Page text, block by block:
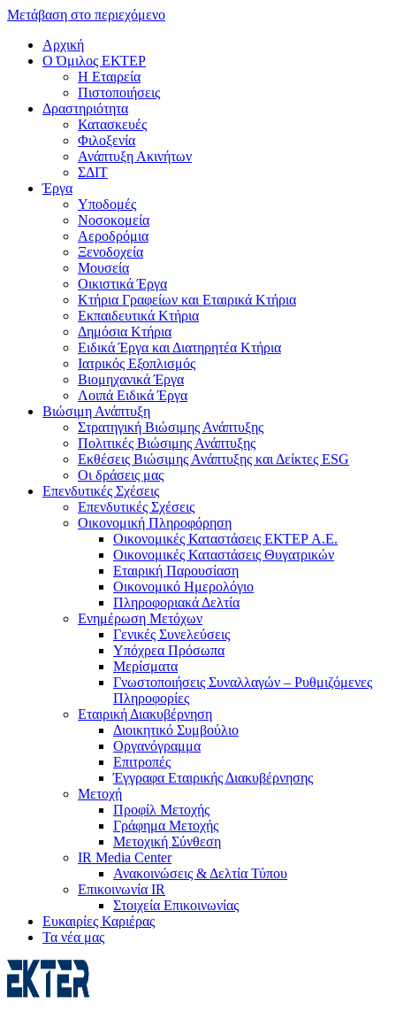
Μετάβαση στο περιεχόμενο
Αρχική
Ο Όμιλος ΕΚΤΕΡ
H Εταιρεία
Πιστοποιήσεις
Δραστηριότητα
Κατασκευές
Φιλοξενία
Ανάπτυξη Ακινήτων
ΣΔΙΤ
Έργα
Υποδομές
Νοσοκομεία
Αεροδρόμια
Ξενοδοχεία
Μουσεία
Οικιστικά Έργα
Κτήρια Γραφείων και Εταιρικά Κτήρια
Εκπαιδευτικά Κτήρια
Δημόσια Κτήρια
Ειδικά Έργα και Διατηρητέα Κτήρια
Ιατρικός Εξοπλισμός
Βιομηχανικά Έργα
Λοιπά Ειδικά Έργα
Βιώσιμη Ανάπτυξη
Στρατηγική Βιώσιμης Ανάπτυξης
Πολιτικές Βιώσιμης Ανάπτυξης
Εκθέσεις Βιώσιμης Ανάπτυξης και Δείκτες ESG
Οι δράσεις μας
Επενδυτικές Σχέσεις
Επενδυτικές Σχέσεις
Οικονομική Πληροφόρηση
Οικονομικές Καταστάσεις ΕΚΤΕΡ Α.Ε.
Οικονομικές Καταστάσεις Θυγατρικών
Εταιρική Παρουσίαση
Οικονομικό Ημερολόγιο
Πληροφοριακά Δελτία
Ενημέρωση Μετόχων
Γενικές Συνελεύσεις
Υπόχρεα Πρόσωπα
Μερίσματα
Γνωστοποιήσεις Συναλλαγών – Ρυθμιζόμενες
Πληροφορίες
Εταιρική Διακυβέρνηση
Διοικητικό Συμβούλιο
Οργανόγραμμα
Επιτροπές
Έγγραφα Εταιρικής Διακυβέρνησης
Μετοχή
Προφίλ Μετοχής
Γράφημα Μετοχής
Μετοχική Σύνθεση
IR Media Center
Ανακοινώσεις & Δελτία Τύπου
Επικοινωνία IR
Στοιχεία Επικοινωνίας
Ευκαιρίες Καριέρας
Τα νέα μας